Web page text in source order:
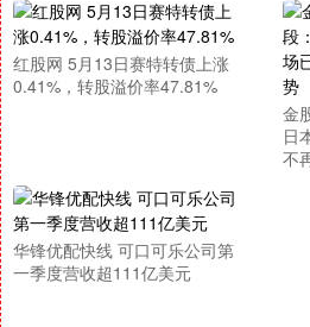
红股网 5月13日赛特转债上涨
0.41%，转股溢价率47.81%
金
日
不
华锋优配快线 可口可乐公司第
一季度营收超111亿美元